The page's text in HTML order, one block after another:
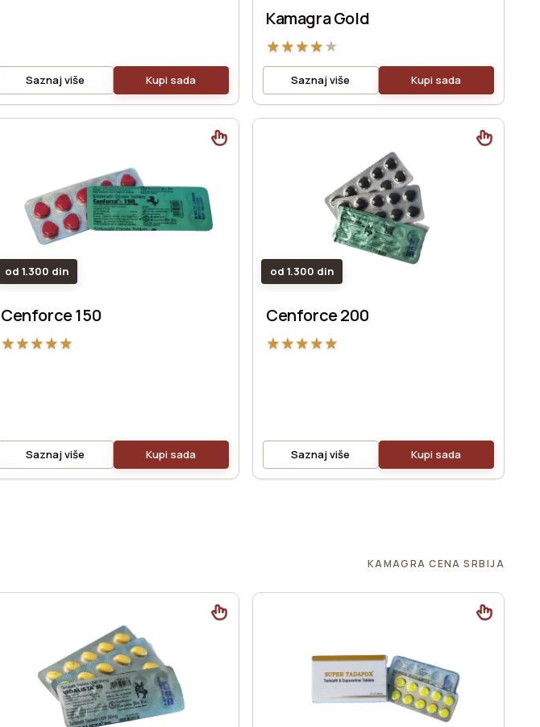
Saznaj više Kupi sada
Kamagra Gold
★★★★★
Saznaj više Kupi sada
od 1.300 din
Cenforce 150
★★★★★
Saznaj više Kupi sada
od 1.300 din
Cenforce 200
★★★★★
Saznaj više Kupi sada
KAMAGRA CENA SRBIJA